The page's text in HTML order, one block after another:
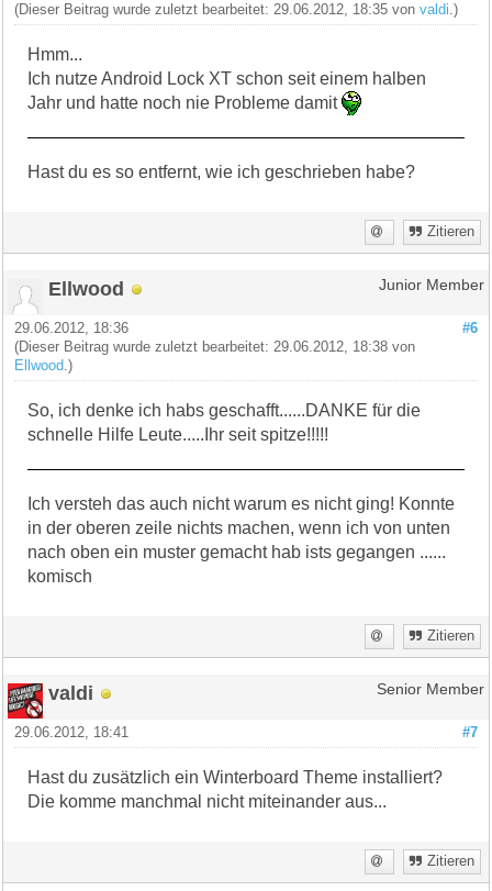
(Dieser Beitrag wurde zuletzt bearbeitet: 29.06.2012, 18:35 vonvaldi .)
Hmm...
Ich nutze Android Lock XT schon seit einem halben
Jahr und hatte noch nie Probleme damit
Hast du es so entfernt, wie ich geschrieben habe?
Zitieren
Ellwood Junior Member
#6
29.06.2012, 18:36
(Dieser Beitrag wurde zuletzt bearbeitet: 29.06.2012, 18:38 von
Ellwood.)
So, ich denke ich habs geschafft......DANKE für die
schnelle Hilfe Leute.....Ihr seit spitze!!!!!
Ich versteh das auch nicht warum es nicht ging! Konnte
in der oberen zeile nichts machen, wenn ich von unten
nach oben ein muster gemacht hab ists gegangen ......
komisch
Zitieren
valdi Senior Member
#7
29.06.2012, 18:41
Hast du zusätzlich ein Winterboard Theme installiert?
Die komme manchmal nicht miteinander aus...
Zitieren